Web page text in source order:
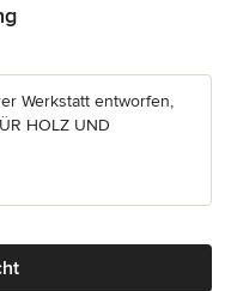
5 Sternen
Werkstatt entworfen,
HOLZ UND